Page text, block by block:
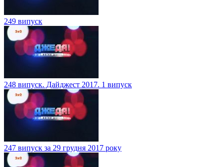
249 випуск
248 випуск. Дайджест 2017. 1 випуск
247 випуск за 29 грудня 2017 року